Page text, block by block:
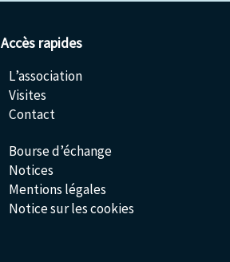
Accès rapides
L’association
Visites
Contact
Bourse d’échange
Notices
Mentions légales
Notice sur les cookies